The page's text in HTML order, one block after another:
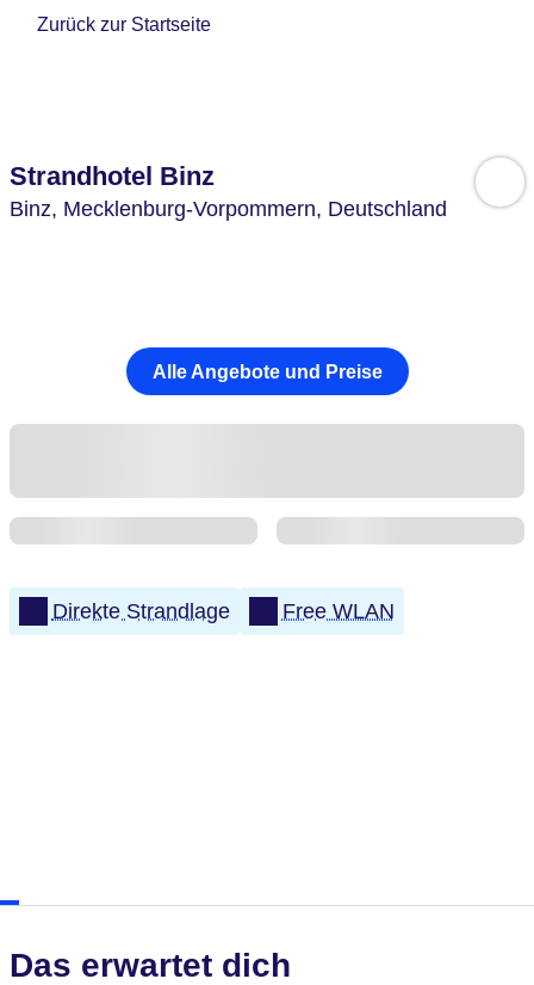
Zurück zur Startseite
Strandhotel Binz
Binz, Mecklenburg-Vorpommern, Deutschland
Alle Angebote und Preise
Direkte Strandlage Free WLAN
Das erwartet dich